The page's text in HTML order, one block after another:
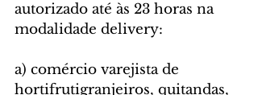
autorizado até às 23 horas na
modalidade delivery:
a) comércio varejista de
hortifrutigranjeiros, quitandas,